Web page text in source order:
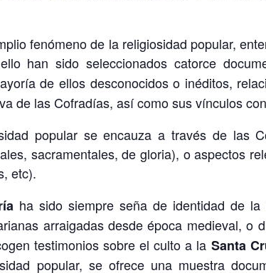
fenómeno de la religiosidad popular,
han sido seleccionados catorce
de ellos desconocidos o inéditos,
de las Cofradías, así como sus vínculos
popular se encauza a través de las
sacramentales, de gloria), o aspectos
etc).
ha sido siempre seña de identidad de la
arraigadas desde época medieval, o
testimonios sobre el culto a la Santa
popular, se ofrece una muestra